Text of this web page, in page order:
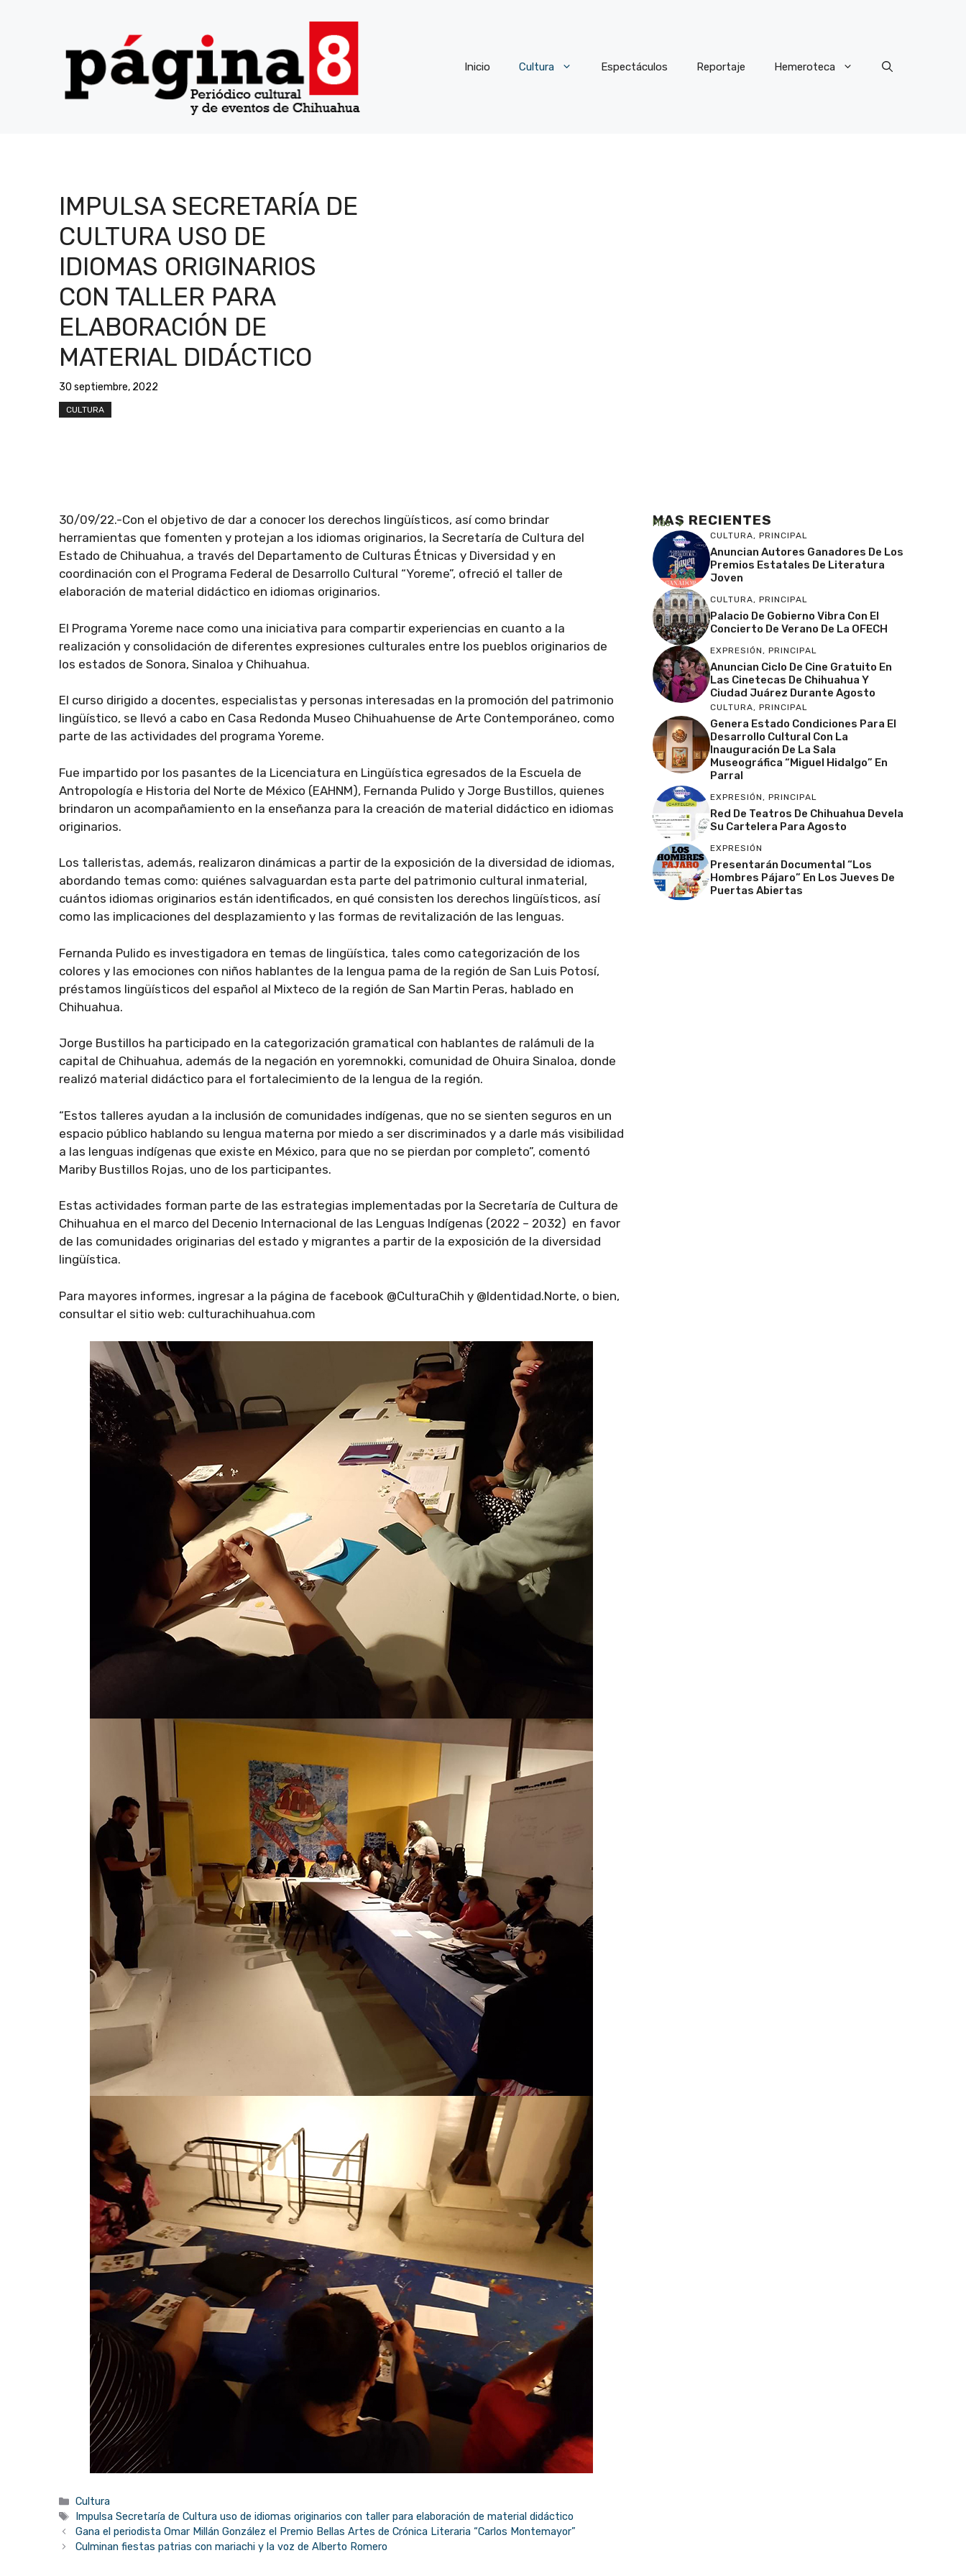
Inicio Cultura Espectáculos Reportaje Hemeroteca
IMPULSA SECRETARÍA DE
CULTURA USO DE
IDIOMAS ORIGINARIOS
CON TALLER PARA
ELABORACIÓN DE
MATERIAL DIDÁCTICO
30 septiembre, 2022
CULTURA
30/09/22.-Con el objetivo de dar a conocer los derechos lingüísticos, así como brindar
herramientas que fomenten y protejan a los idiomas originarios, la Secretaría de Cultura del
Estado de Chihuahua, a través del Departamento de Culturas Étnicas y Diversidad y en
coordinación con el Programa Federal de Desarrollo Cultural “Yoreme”, ofreció el taller de
elaboración de material didáctico en idiomas originarios.
El Programa Yoreme nace como una iniciativa para compartir experiencias en cuanto a la
realización y consolidación de diferentes expresiones culturales entre los pueblos originarios de
los estados de Sonora, Sinaloa y Chihuahua.
El curso dirigido a docentes, especialistas y personas interesadas en la promoción del patrimonio
lingüístico, se llevó a cabo en Casa Redonda Museo Chihuahuense de Arte Contemporáneo, como
parte de las actividades del programa Yoreme.
Fue impartido por los pasantes de la Licenciatura en Lingüística egresados de la Escuela de
Antropología e Historia del Norte de México (EAHNM), Fernanda Pulido y Jorge Bustillos, quienes
brindaron un acompañamiento en la enseñanza para la creación de material didáctico en idiomas
originarios.
Los talleristas, además, realizaron dinámicas a partir de la exposición de la diversidad de idiomas,
abordando temas como: quiénes salvaguardan esta parte del patrimonio cultural inmaterial,
cuántos idiomas originarios están identificados, en qué consisten los derechos lingüísticos, así
como las implicaciones del desplazamiento y las formas de revitalización de las lenguas.
Fernanda Pulido es investigadora en temas de lingüística, tales como categorización de los
colores y las emociones con niños hablantes de la lengua pama de la región de San Luis Potosí,
préstamos lingüísticos del español al Mixteco de la región de San Martin Peras, hablado en
Chihuahua.
Jorge Bustillos ha participado en la categorización gramatical con hablantes de ralámuli de la
capital de Chihuahua, además de la negación en yoremnokki, comunidad de Ohuira Sinaloa, donde
realizó material didáctico para el fortalecimiento de la lengua de la región.
“Estos talleres ayudan a la inclusión de comunidades indígenas, que no se sienten seguros en un
espacio público hablando su lengua materna por miedo a ser discriminados y a darle más visibilidad
a las lenguas indígenas que existe en México, para que no se pierdan por completo”, comentó
Mariby Bustillos Rojas, uno de los participantes.
Estas actividades forman parte de las estrategias implementadas por la Secretaría de Cultura de
Chihuahua en el marco del Decenio Internacional de las Lenguas Indígenas (2022 – 2032) en favor
de las comunidades originarias del estado y migrantes a partir de la exposición de la diversidad
lingüística.
Para mayores informes, ingresar a la página de facebook @CulturaChih y @Identidad.Norte, o bien,
consultar el sitio web: culturachihuahua.com
Categorías
Cultura
Etiquetas
Impulsa Secretaría de Cultura uso de idiomas originarios con taller para elaboración de material didáctico
Gana el periodista Omar Millán González el Premio Bellas Artes de Crónica Literaria “Carlos Montemayor”
Culminan fiestas patrias con mariachi y la voz de Alberto Romero
MAS RECIENTES
Más
CULTURA, PRINCIPAL
Anuncian Autores Ganadores De Los
Premios Estatales De Literatura
Joven
CULTURA, PRINCIPAL
Palacio De Gobierno Vibra Con El
Concierto De Verano De La OFECH
EXPRESIÓN, PRINCIPAL
Anuncian Ciclo De Cine Gratuito En
Las Cinetecas De Chihuahua Y
Ciudad Juárez Durante Agosto
CULTURA, PRINCIPAL
Genera Estado Condiciones Para El
Desarrollo Cultural Con La
Inauguración De La Sala
Museográfica “Miguel Hidalgo” En
Parral
EXPRESIÓN, PRINCIPAL
Red De Teatros De Chihuahua Devela
Su Cartelera Para Agosto
EXPRESIÓN
Presentarán Documental “Los
Hombres Pájaro” En Los Jueves De
Puertas Abiertas